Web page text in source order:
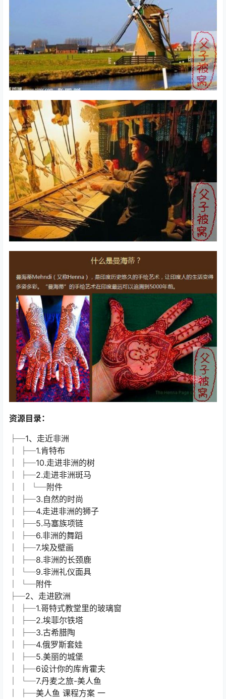
资源目录：
├─1、走近非洲
│ ├─1.肯特布
│ ├─10.走进非洲的树
│ ├─2.走进非洲斑马
│ │ └─附件
│ ├─3.自然的时尚
│ ├─4.走进非洲的狮子
│ ├─5.马塞族项链
│ ├─6.非洲的舞蹈
│ ├─7.埃及壁画
│ ├─8.非洲的长颈鹿
│ └─9.非洲礼仪面具
│ └─附件
├─2、走进欧洲
│ ├─1.哥特式教堂里的玻璃窗
│ ├─2.埃菲尔铁塔
│ ├─3.古希腊陶
│ ├─4.俄罗斯套娃
│ ├─5.美丽的城堡
│ ├─6设计你的库肯霍夫
│ └─7.丹麦之旅-美人鱼
│ ├─美人鱼 课程方案 一